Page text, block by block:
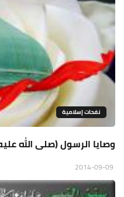
نفحات إسلامية
وصايا الرسول (صلى الله